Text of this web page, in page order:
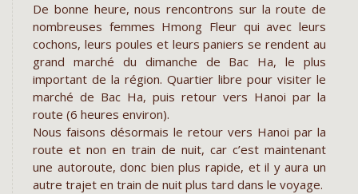
De bonne heure, nous rencontrons sur la route de
nombreuses femmes Hmong Fleur qui avec leurs
cochons, leurs poules et leurs paniers se rendent au
grand marché du dimanche de Bac Ha, le plus
important de la région. Quartier libre pour visiter le
marché de Bac Ha, puis retour vers Hanoi par la
route (6 heures environ).
Nous faisons désormais le retour vers Hanoi par la
route et non en train de nuit, car c’est maintenant
une autoroute, donc bien plus rapide, et il y aura un
autre trajet en train de nuit plus tard dans le voyage.